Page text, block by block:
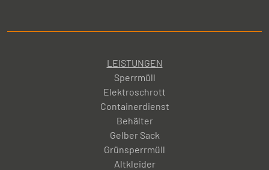
LEISTUNGEN
Sperrmüll
Elektroschrott
Containerdienst
Behälter
Gelber Sack
Grünsperrmüll
Altkleider